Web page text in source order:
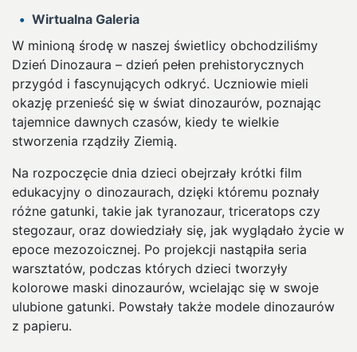
Wirtualna Galeria
W minioną środę w naszej świetlicy obchodziliśmy
Dzień Dinozaura – dzień pełen prehistorycznych
przygód i fascynujących odkryć. Uczniowie mieli
okazję przenieść się w świat dinozaurów, poznając
tajemnice dawnych czasów, kiedy te wielkie
stworzenia rządziły Ziemią.
Na rozpoczęcie dnia dzieci obejrzały krótki film
edukacyjny o dinozaurach, dzięki któremu poznały
różne gatunki, takie jak tyranozaur, triceratops czy
stegozaur, oraz dowiedziały się, jak wyglądało życie w
epoce mezozoicznej. Po projekcji nastąpiła seria
warsztatów, podczas których dzieci tworzyły
kolorowe maski dinozaurów, wcielając się w swoje
ulubione gatunki. Powstały także modele dinozaurów
z papieru.